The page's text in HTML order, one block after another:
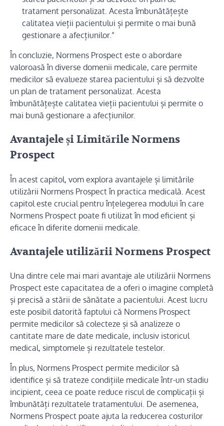
tratament personalizat. Acesta îmbunătățește
calitatea vieții pacientului și permite o mai bună
gestionare a afecțiunilor.”
În concluzie, Normens Prospect este o abordare
valoroasă în diverse domenii medicale, care permite
medicilor să evalueze starea pacientului și să dezvolte
un plan de tratament personalizat. Acesta
îmbunătățește calitatea vieții pacientului și permite o
mai bună gestionare a afecțiunilor.
Avantajele și Limitările Normens
Prospect
În acest capitol, vom explora avantajele și limitările
utilizării Normens Prospect în practica medicală. Acest
capitol este crucial pentru înțelegerea modului în care
Normens Prospect poate fi utilizat în mod eficient și
eficace în diferite domenii medicale.
Avantajele utilizării Normens Prospect
Una dintre cele mai mari avantaje ale utilizării Normens
Prospect este capacitatea de a oferi o imagine completă
și precisă a stării de sănătate a pacientului. Acest lucru
este posibil datorită faptului că Normens Prospect
permite medicilor să colecteze și să analizeze o
cantitate mare de date medicale, inclusiv istoricul
medical, simptomele și rezultatele testelor.
În plus, Normens Prospect permite medicilor să
identifice și să trateze condițiile medicale într-un stadiu
incipient, ceea ce poate reduce riscul de complicații și
îmbunătăți rezultatele tratamentului. De asemenea,
Normens Prospect poate ajuta la reducerea costurilor